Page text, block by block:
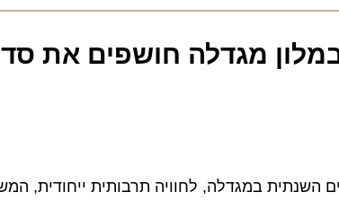
מגדלה חושפים את
במגדלה, לחוויה תרבותית ייחודית,